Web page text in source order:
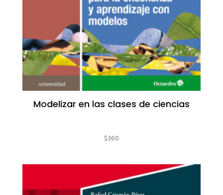
Modelizar en las clases de ciencias
$360